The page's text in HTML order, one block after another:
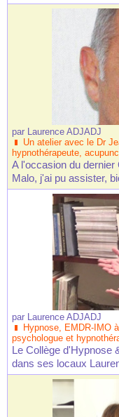
par Laurence ADJADJ
Un atelier avec le Dr
hypnothérapeute,
A l'occasion du
Malo, j'ai pu assister,
par Laurence ADJADJ
Hypnose, EMDR-IMO
psychologue et
Le Collège d'Hypnose
dans ses locaux